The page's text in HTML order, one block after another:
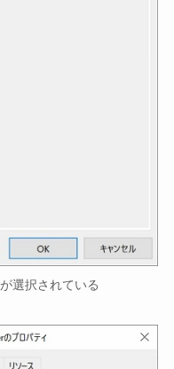
選択されている